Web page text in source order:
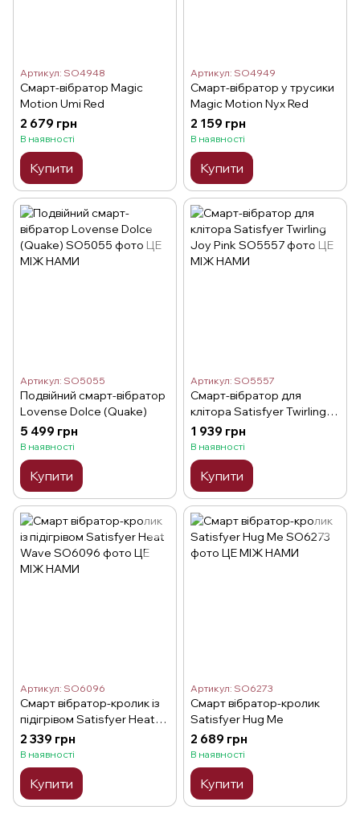
Артикул: SO4948
Смарт-вібратор Magic
Motion Umi Red
2 679 грн
В наявності
Купити
Артикул: SO4949
Смарт-вібратор у трусики
Magic Motion Nyx Red
2 159 грн
В наявності
Купити
Артикул: SO5055
Подвійний смарт-вібратор
Lovense Dolce (Quake)
5 499 грн
В наявності
Купити
Артикул: SO5557
Смарт-вібратор для
клітора Satisfyer Twirling
Joy Pink
1 939 грн
В наявності
Купити
Артикул: SO6096
Смарт вібратор-кролик із
підігрівом Satisfyer Heat
Wave
2 339 грн
В наявності
Купити
Артикул: SO6273
Смарт вібратор-кролик
Satisfyer Hug Me
2 689 грн
В наявності
Купити